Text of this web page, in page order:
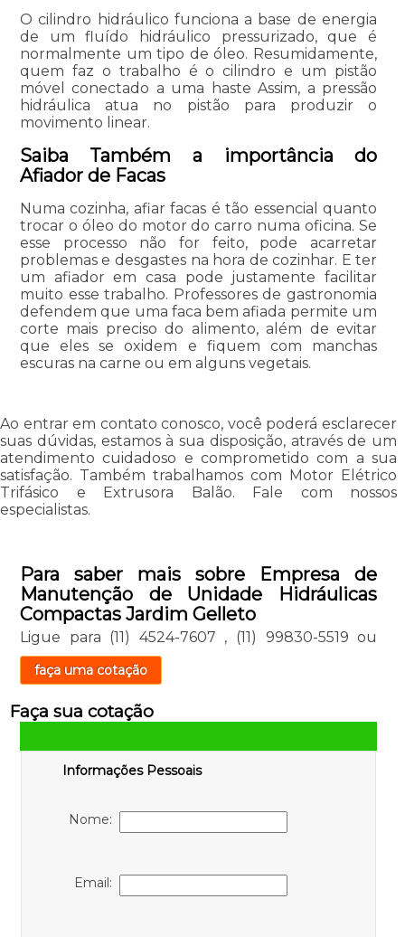
O cilindro hidráulico funciona a base de energia
de um fluído hidráulico pressurizado, que é
normalmente um tipo de óleo. Resumidamente,
quem faz o trabalho é o cilindro e um pistão
móvel conectado a uma haste Assim, a pressão
hidráulica atua no pistão para produzir o
movimento linear.
Saiba Também a importância do
Afiador de Facas
Numa cozinha, afiar facas é tão essencial quanto
trocar o óleo do motor do carro numa oficina. Se
esse processo não for feito, pode acarretar
problemas e desgastes na hora de cozinhar. E ter
um afiador em casa pode justamente facilitar
muito esse trabalho. Professores de gastronomia
defendem que uma faca bem afiada permite um
corte mais preciso do alimento, além de evitar
que eles se oxidem e fiquem com manchas
escuras na carne ou em alguns vegetais.
Ao entrar em contato conosco, você poderá esclarecer
suas dúvidas, estamos à sua disposição, através de um
atendimento cuidadoso e comprometido com a sua
satisfação. Também trabalhamos com Motor Elétrico
Trifásico e Extrusora Balão. Fale com nossos
especialistas.
Para saber mais sobre Empresa de
Manutenção de Unidade Hidráulicas
Compactas Jardim Gelleto
Ligue para (11) 4524-7607 , (11) 99830-5519 ou
faça uma cotação
Faça sua cotação
Informações Pessoais
Nome:
Email: